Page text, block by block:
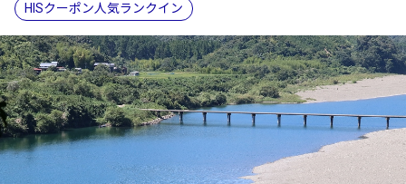
HISクーポン人気ランクイン